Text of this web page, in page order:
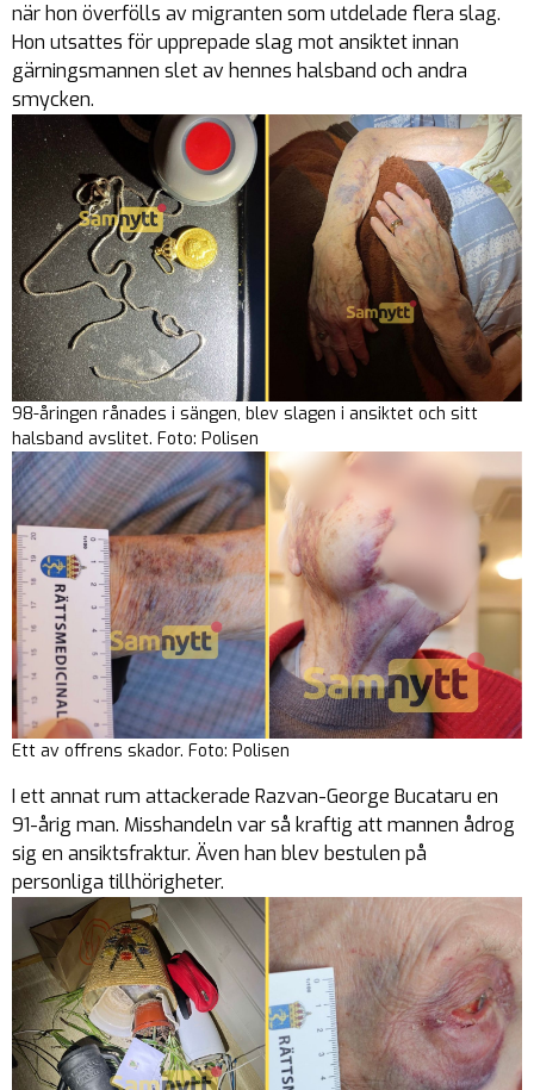
när hon överfölls av migranten som utdelade flera slag.
Hon utsattes för upprepade slag mot ansiktet innan
gärningsmannen slet av hennes halsband och andra
smycken.
98-åringen rånades i sängen, blev slagen i ansiktet och sitt
halsband avslitet. Foto: Polisen
Ett av offrens skador. Foto: Polisen
I ett annat rum attackerade Razvan-George Bucataru en
91-årig man. Misshandeln var så kraftig att mannen ådrog
sig en ansiktsfraktur. Även han blev bestulen på
personliga tillhörigheter.